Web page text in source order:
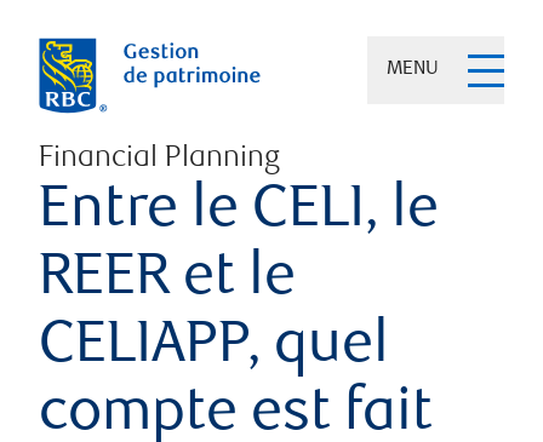
MENU
Financial Planning
Entre le CELI, le
REER et le
CELIAPP, quel
compte est fait